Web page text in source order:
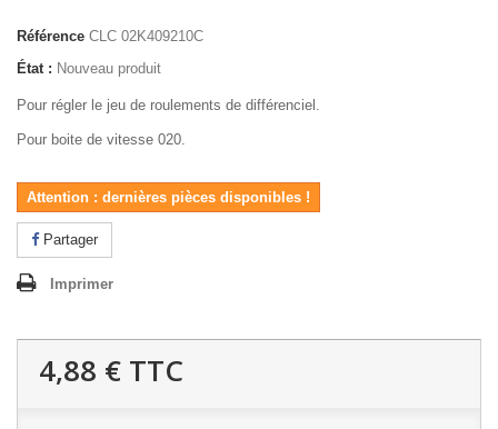
Référence CLC 02K409210C
État : Nouveau produit
Pour régler le jeu de roulements de différenciel.
Pour boite de vitesse 020.
Attention : dernières pièces disponibles !
Partager
Imprimer
4,88 € TTC